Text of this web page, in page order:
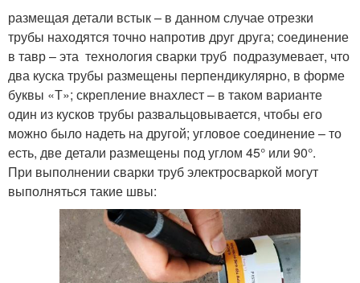
размещая детали встык – в данном случае отрезки
трубы находятся точно напротив друг друга; соединение
в тавр – эта технология сварки труб подразумевает, что
два куска трубы размещены перпендикулярно, в форме
буквы «Т»; скрепление внахлест – в таком варианте
один из кусков трубы развальцовывается, чтобы его
можно было надеть на другой; угловое соединение – то
есть, две детали размещены под углом 45° или 90°.
При выполнении сварки труб электросваркой могут
выполняться такие швы: